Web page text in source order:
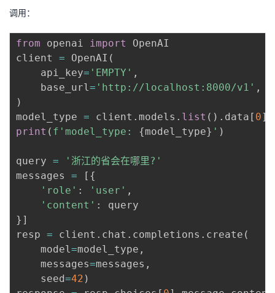
调用：
from openai import
OpenAI
client = OpenAI (
    api_key
= 'EMPTY' ,
    base_url
= 'http://localhost:8000/v1' ,
)
model_type = client . models . list ( ) . data [ 0]
print ( f'model_type: {model_type} ' )
query =
'浙江的省会在哪里?'
messages = [ {
'role' : 'user' ,
'content' :
} ]
resp = client . chat . completions . create (
    model
=model_type ,
    messages
=messages ,
    seed
=42 )